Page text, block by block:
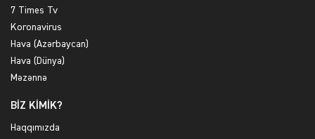
7 Times Tv
Koronavirus
Hava (Azərbaycan)
Hava (Dünya)
Məzənnə
BİZ KİMİK?
Haqqımızda